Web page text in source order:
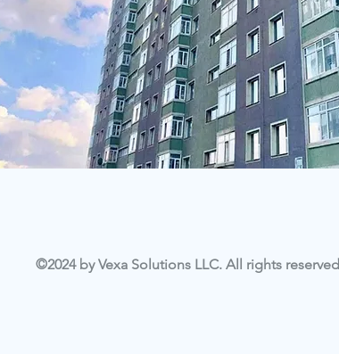
©2024 by Vexa Solutions LLC. All rights reserved